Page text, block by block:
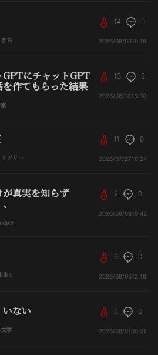
ち
14 0
2026/08/0310:18
GPTにチャットGPT
を作てもらった結果
13 2
2026/06/1815:30
ツリー
11 0
2026/07/2716:24
真実を知らず 9 0
2026/08/0819:42
9 0
2026/08/0512:18
ない
字
9 0
2026/08/01 00:01